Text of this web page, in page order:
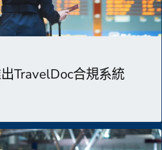
TravelDoc合規系統